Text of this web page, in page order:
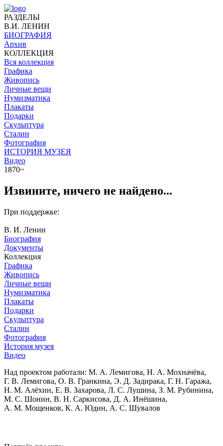
РАЗДЕЛЫ
В.И. ЛЕНИН
БИОГРАФИЯ
Архив
КОЛЛЕКЦИЯ
Вся коллекция
Графика
Живопись
Личные вещи
Нумизматика
Плакаты
Подарки
Скульптура
Сталин
Фотография
ИСТОРИЯ МУЗЕЯ
Видео
1870~
Извините, ничего не найдено...
При поддержке:
В. И. Ленин
Биография
Документы
Коллекция
Графика
Живопись
Личные вещи
Нумизматика
Плакаты
Подарки
Скульптура
Сталин
Фотография
История музея
Видео
Над проектом работали: М. А. Лемигова, Н. А. Мохначёва,
Г. В. Лемигова, О. В. Гранкина, Э. Д. Задирака, Г. Н. Гаража,
Н. М. Алёхин, Е. В. Захарова, Л. С. Лушина, З. М. Рубинина,
М. С. Шонин, В. Н. Саркисова, Д. А. Инёшина,
А. М. Мощенков, К. А. Юдин, А. С. Шувалов